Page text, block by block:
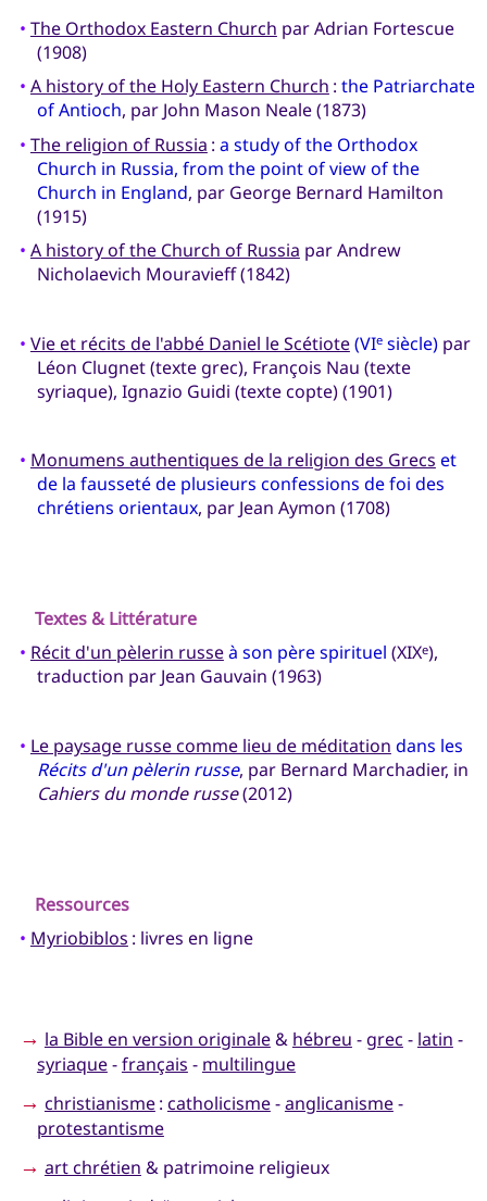
• The Orthodox Eastern Church par Adrian Fortescue
(1908)
• A history of the Holy Eastern Church : the Patriarchate
of Antioch, par John Mason Neale (1873)
• The religion of Russia : a study of the Orthodox
Church in Russia, from the point of view of the
Church in England, par George Bernard Hamilton
(1915)
• A history of the Church of Russia par Andrew
Nicholaevich Mouravieff (1842)
• Vie et récits de l'abbé Daniel le Scétiote(VIesiècle)par
Léon Clugnet (texte grec), François Nau (texte
syriaque), Ignazio Guidi (texte copte) (1901)
• Monumens authentiques de la religion des Grecs et
de la fausseté de plusieurs confessions de foi des
chrétiens orientaux, par Jean Aymon (1708)
Textes & Littérature
• Récit d'un pèlerin russeà son père spirituel (XIXe),
traduction par Jean Gauvain (1963)
• Le paysage russe comme lieu de méditation dans les
Récits d'un pèlerin russe, par Bernard Marchadier, in
Cahiers du monde russe(2012)
Ressources
• Myriobiblos : livres en ligne
→ la Bible en version originale& hébreu - grec - latin -
syriaque-français - multilingue
→ christianisme: catholicisme-anglicanisme-
protestantisme
→ art chrétien & patrimoine religieux